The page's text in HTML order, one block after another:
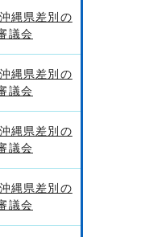
縄県差別の
議会
縄県差別の
議会
縄県差別の
議会
縄県差別の
議会